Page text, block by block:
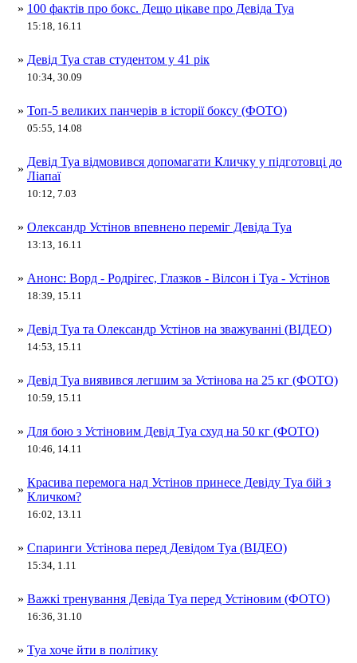
» 100 фактів про бокс. Дещо цікаве про Девіда Туа
15:18, 16.11
» Девід Туа став студентом у 41 рік
10:34, 30.09
» Топ-5 великих панчерів в історії боксу (ФОТО)
05:55, 14.08
»
Девід Туа відмовився допомагати Кличку у підготовці до
Ліапаї
10:12, 7.03
» Олександр Устінов впевнено переміг Девіда Туа
13:13, 16.11
» Анонс: Ворд - Родрігес, Глазков - Вілсон і Туа - Устінов
18:39, 15.11
» Девід Туа та Олександр Устінов на зважуванні (ВІДЕО)
14:53, 15.11
» Девід Туа виявився легшим за Устінова на 25 кг (ФОТО)
10:59, 15.11
» Для бою з Устіновим Девід Туа схуд на 50 кг (ФОТО)
10:46, 14.11
»
Красива перемога над Устінов принесе Девіду Туа бій з
Кличком?
16:02, 13.11
» Спаринги Устінова перед Девідом Туа (ВІДЕО)
15:34, 1.11
» Важкі тренування Девіда Туа перед Устіновим (ФОТО)
16:36, 31.10
» Туа хоче йти в політику